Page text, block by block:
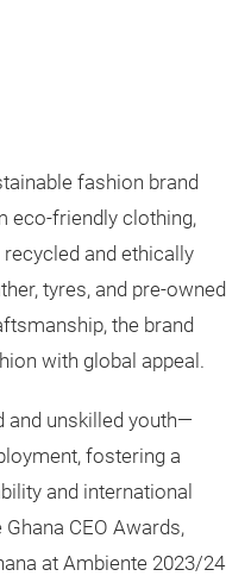
fashion brand
eco-friendly clothing,
and ethically
tyres, and pre-owned
the brand
with global appeal.
and unskilled youth—
fostering a
and international
CEO Awards,
at Ambiente 2023/24